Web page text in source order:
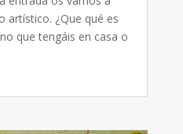
artístico. ¿Que qué es
que tengáis en casa o